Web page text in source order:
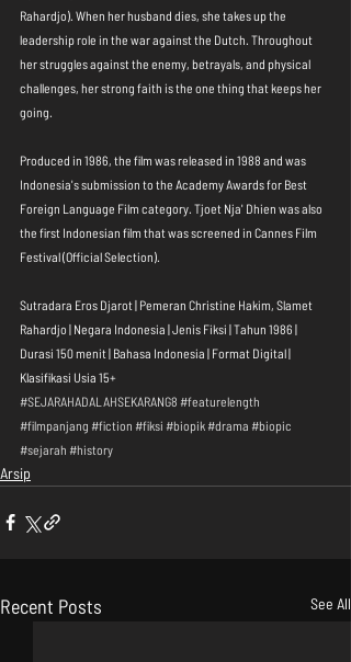
Rahardjo). When her husband dies, she takes up the
leadership role in the war against the Dutch. Throughout
her struggles against the enemy, betrayals, and physical
challenges, her strong faith is the one thing that keeps her
going.
Produced in 1986, the film was released in 1988 and was
Indonesia's submission to the Academy Awards for Best
Foreign Language Film category. Tjoet Nja' Dhien was also
the first Indonesian film that was screened in Cannes Film
Festival (Official Selection).
Sutradara Eros Djarot | Pemeran Christine Hakim, Slamet
Rahardjo | Negara Indonesia | Jenis Fiksi | Tahun 1986 |
Durasi 150 menit | Bahasa Indonesia | Format Digital |
Klasifikasi Usia 15+
#SEJARAHADALAHSEKARANG8 #featurelength
#filmpanjang #fiction #fiksi #biopik#drama #biopic
#sejarah #history
Arsip
Recent Posts See All